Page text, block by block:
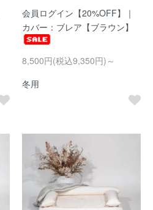
会員ログイン【20%OFF】｜
カバー：ブレア【ブラウン】
8,500円(税込9,350円)～
冬用